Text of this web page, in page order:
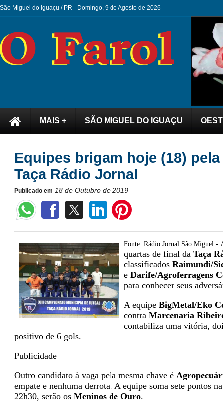
São Miguel do Iguaçu / PR - Domingo, 9 de Agosto de 2026
MAIS + SÃO MIGUEL DO IGUAÇU
Equipes brigam hoje (18)
Taça Rádio Jornal
Publicado em 18 de Outubro de 2019
Fonte: Rádio Jornal São Miguel -
quartas de final da Taça
classificados Raimundi/
e Darife/Agroferragens
para conhecer seus
A equipe BigMetal/Eko
contra Marcenaria
contabiliza uma vitória,
positivo de 6 gols.
Publicidade
Outro candidato à vaga pela mesma chave é
empate e nenhuma derrota. A equipe soma sete pontos
22h30, serão os Meninos de Ouro.